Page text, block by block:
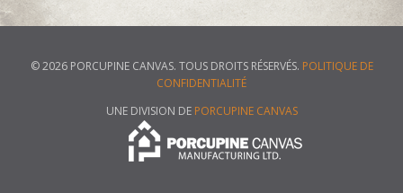
© 2026 PORCUPINE CANVAS. TOUS DROITS RÉSERVÉS. POLITIQUE DE
CONFIDENTIALITÉ
UNE DIVISION DE PORCUPINE CANVAS